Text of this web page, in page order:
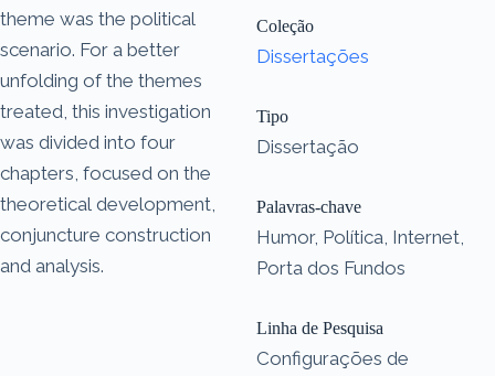
theme was the political
scenario. For a better
unfolding of the themes
treated, this investigation
was divided into four
chapters, focused on the
theoretical development,
conjuncture construction
and analysis.
Coleção
Dissertações
Tipo
Dissertação
Palavras-chave
Humor, Política, Internet,
Porta dos Fundos
Linha de Pesquisa
Configurações de